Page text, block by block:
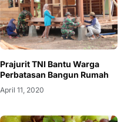
Prajurit TNI Bantu Warga
Perbatasan Bangun Rumah
April 11, 2020